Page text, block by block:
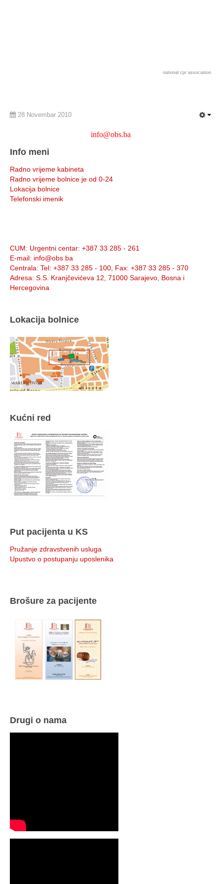
national cpr association
28 Novembar 2010
info@obs.ba
Info meni
Radno vrijeme kabineta
Radno vrijeme bolnice je od 0-24
Lokacija bolnice
Telefonski imenik
CUM: Urgentni centar: +387 33 285 - 261
E-mail: info@obs.ba
Centrala: Tel: +387 33 285 - 100, Fax: +387 33 285 - 370
Adresa: S.S. Kranjčevićeva 12, 71000 Sarajevo, Bosna i
Hercegovina
Lokacija bolnice
Kućni red
Put pacijenta u KS
Pružanje zdravstvenih usluga
Upustvo o postupanju uposlenika
Brošure za pacijente
Drugi o nama